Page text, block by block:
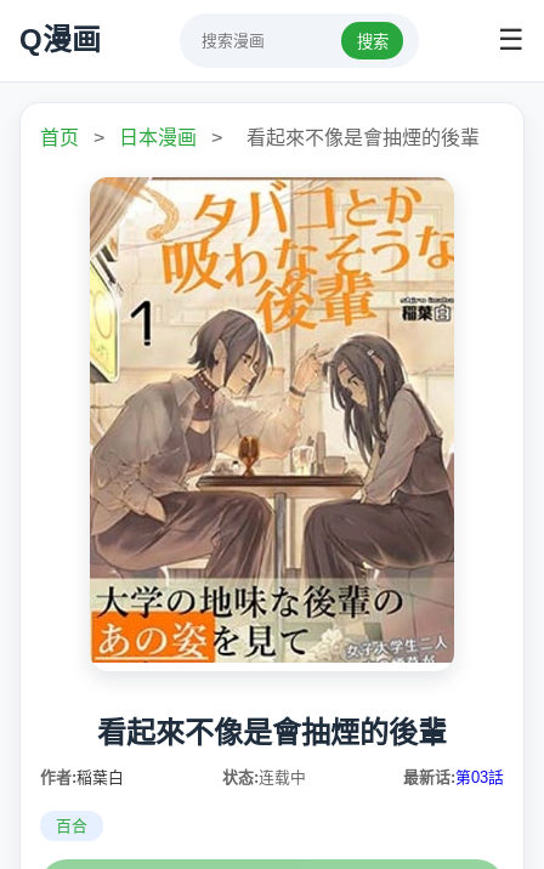
Q漫画 搜索 ☰
首页 > 日本漫画 > 看起來不像是會抽煙的後輩
看起來不像是會抽煙的後輩
作者:稲葉白 状态:连载中 最新话:第03話
百合